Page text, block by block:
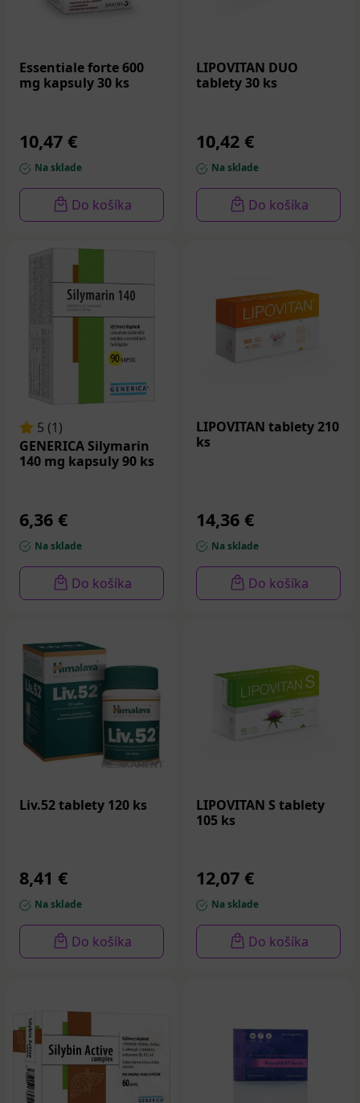
Essentiale forte 600
mg kapsuly 30 ks
10,47 €
Na sklade
Do košíka
LIPOVITAN DUO
tablety 30 ks
10,42 €
Na sklade
Do košíka
5 (1)
GENERICA Silymarin
140 mg kapsuly 90 ks
6,36 €
Na sklade
Do košíka
LIPOVITAN tablety 210
ks
14,36 €
Na sklade
Do košíka
Liv.52 tablety 120 ks
8,41 €
Na sklade
Do košíka
LIPOVITAN S tablety
105 ks
12,07 €
Na sklade
Do košíka